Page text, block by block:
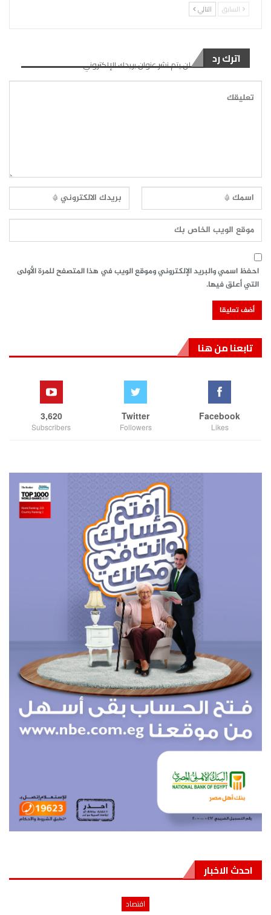
السابق التالي
اترك رد لن يتم نشر عنوان بريدك الإلكتروني.
احفظ اسمي والبريد الإلكتروني وموقع الويب في هذا المتصفح للمرة الأولى
التي أعلق فيها.
تابعنا من هنا
Facebook
Likes
Twitter
Followers
3,620
Subscribers
احدث الاخبار
اقتصاد